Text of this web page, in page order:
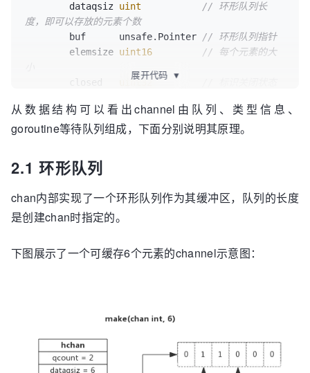
	dataqsiz
uint
// 环形队列长
度，即可以存放的元素个数
	buf      unsafe.Pointer
// 环形队列指针
	elemsize
uint16
// 每个元素的大
	closed
uint32
	sendx
uint
// 队列下标，指
示元素写入时存放到队列中的位置
示元素从队列的该位置读出
	recvq    waitq
	sendq    waitq
// 等待写消息的
goroutine队列
不允许并发读写
展开代码 ▼
从数据结构可以看出channel由队列、类型信息、
goroutine等待队列组成，下面分别说明其原理。
2.1 环形队列
chan内部实现了一个环形队列作为其缓冲区，队列的长度
是创建chan时指定的。
下图展示了一个可缓存6个元素的channel示意图：